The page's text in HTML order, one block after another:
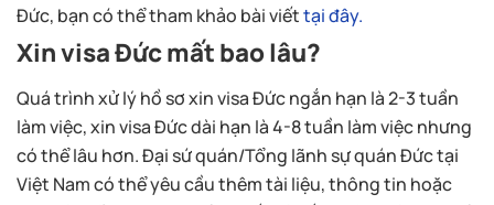
Đức, bạn có thể tham khảo bài viếttại đây.
Xin visa Đức mất bao lâu?
Quá trình xử lý hồ sơ xin visa Đức ngắn hạn là 2-3 tuần
làm việc, xin visa Đức dài hạn là 4-8 tuần làm việc nhưng
có thể lâu hơn. Đại sứ quán/Tổng lãnh sự quán Đức tại
Việt Nam có thể yêu cầu thêm tài liệu, thông tin hoặc